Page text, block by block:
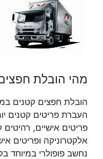
מהי הובלת
הובלת חפצים קטנים
העברת פריטים קטנים
פריטים אישיים,
אלקטרוניקה ופריטים
נחשב פופולרי במיוחד